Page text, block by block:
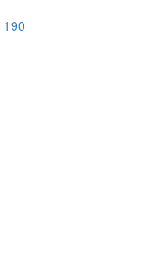
190